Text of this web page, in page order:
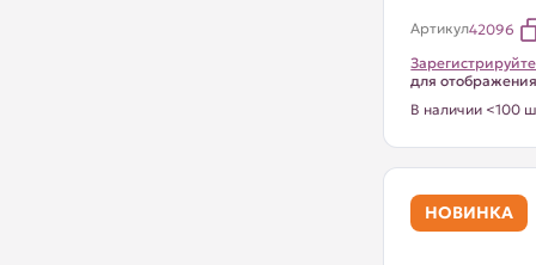
Артикул42096
для
В наличии <100
НОВИНКА